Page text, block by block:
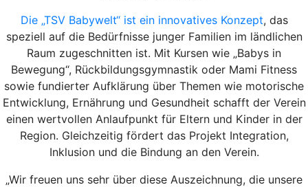
Die „TSV Babywelt“ ist ein innovatives Konzept, das
speziell auf die Bedürfnisse junger Familien im ländlichen
Raum zugeschnitten ist. Mit Kursen wie „Babys in
Bewegung“, Rückbildungsgymnastik oder Mami Fitness
sowie fundierter Aufklärung über Themen wie motorische
Entwicklung, Ernährung und Gesundheit schafft der Verein
einen wertvollen Anlaufpunkt für Eltern und Kinder in der
Region. Gleichzeitig fördert das Projekt Integration,
Inklusion und die Bindung an den Verein.
„Wir freuen uns sehr über diese Auszeichnung, die unsere